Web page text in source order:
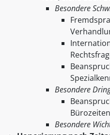
Besondere
Besondere
Bürozeiten
Besondere